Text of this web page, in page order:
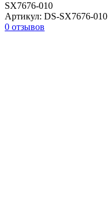
SX7676-010
Артикул: DS-SX7676-010
0 отзывов